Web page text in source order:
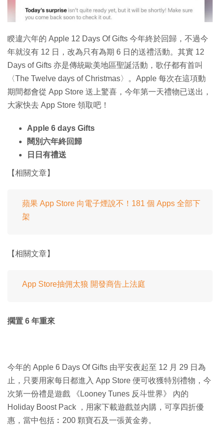
睽違六年的 Apple 12 Days Of Gifts 今年終於回歸，不過今
年就沒有 12 日，改為只有為期 6 日的送禮活動。其實 12
Days of Gifts 亦是傳統歐美地區聖誕活動，歌仔都有首叫
〈The Twelve days of Christmas〉。Apple 每次在這項動
期間都會從 App Store 送上驚喜，今年第一天禮物已送出，
大家快去 App Store 領取吧！
Apple 6 days Gifts
闊別六年終回歸
日日有禮送
【相關文章】
蘋果 App Store 向電子煙說不！181 個 Apps 全部下
架
【相關文章】
App Store抽佣太狼 開發商告上法庭
擱置 6 年重來
今年的 Apple 6 Days Of Gifts 由平安夜起至 12 月 29 日為
止，只要用家每日都進入 App Store 便可收獲特別禮物，今
次第一份禮是遊戲 《Looney Tunes 反斗世界》 內的
Holiday Boost Pack ，用家下載遊戲並內購，可享四折優
惠，當中包括︰200 顆寶石及一張黃金劵。